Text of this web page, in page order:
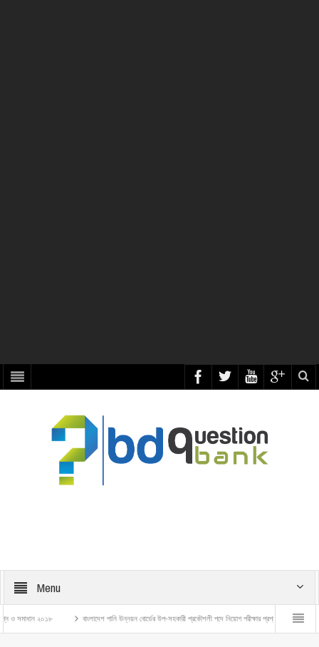
Menu
২০১৮ বাংলাদেশ পানি উন্নয়ন বোর্ডের উপ-সহকারী প্রকৌশলী পদে নিয়োগ পরীক্ষার প্রশ্ন ও সমাধান – ২০২৬